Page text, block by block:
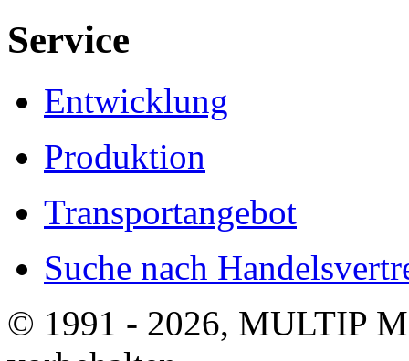
Service
Entwicklung
Produktion
Transportangebot
Suche nach
© 1991 - 2026, MULTIP